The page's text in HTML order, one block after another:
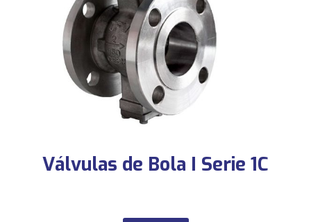
Válvulas de Bola I Serie 1C